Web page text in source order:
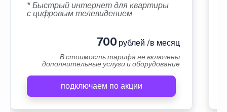
* Быстрый интернет для квартиры
с цифровым телевидением
700 рублей /в месяц
В стоимость тарифа не включены
дополнительные услуги и оборудование
подключаем по акции